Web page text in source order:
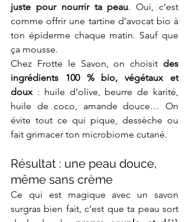
juste pour nourrir ta peau. Oui, c’est
comme offrir une tartine d’avocat bio à
ton épiderme chaque matin. Sauf que
ça mousse.
Chez Frotte le Savon, on choisit des
ingrédients 100 % bio, végétaux et
doux : huile d’olive, beurre de karité,
huile de coco, amande douce… On
évite tout ce qui pique, dessèche ou
fait grimacer ton microbiome cutané.
Résultat : une peau douce,
même sans crème
Ce qui est magique avec un savon
surgras bien fait, c’est que ta peau sort